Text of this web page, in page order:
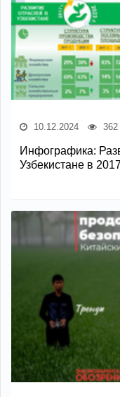
10.12.2024 362
Инфографика:
Узбекистане в